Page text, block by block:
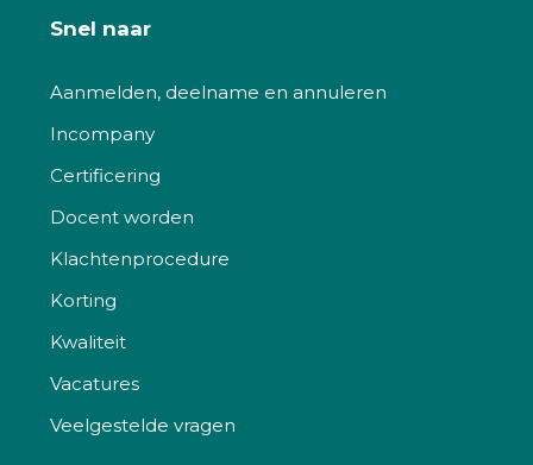
Snel naar
Aanmelden, deelname en annuleren
Incompany
Certificering
Docent worden
Klachtenprocedure
Korting
Kwaliteit
Vacatures
Veelgestelde vragen